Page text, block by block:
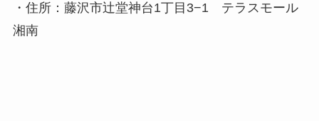
・住所：藤沢市辻堂神台1丁目3−1 テラスモール
湘南